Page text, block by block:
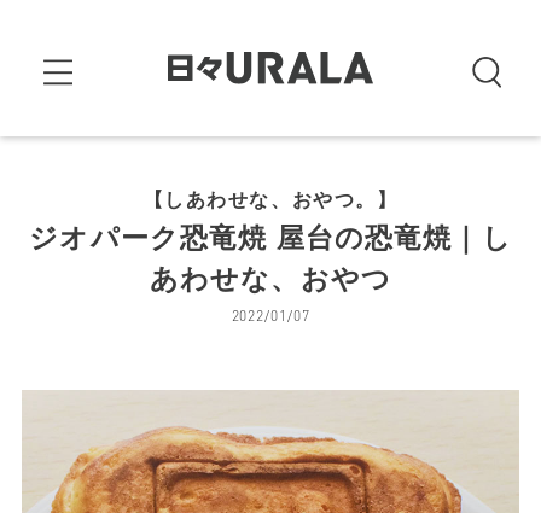
【しあわせな、おやつ。】
ジオパーク恐竜焼 屋台の恐竜焼｜し
あわせな、おやつ
2022/01/07